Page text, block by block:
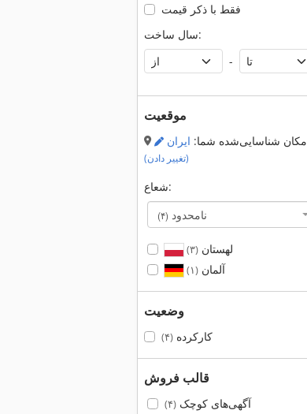
فقط با ذکر قیمت
سال ساخت:
-
موقعیت
مکان شناسایی‌شده شما: ایران
(تغییر دادن)
شعاع:
نامحدود (۴)
لهستان(۳)
آلمان(۱)
وضعیت
کارکرده(۴)
قالب فروش
آگهی‌های کوچک(۴)